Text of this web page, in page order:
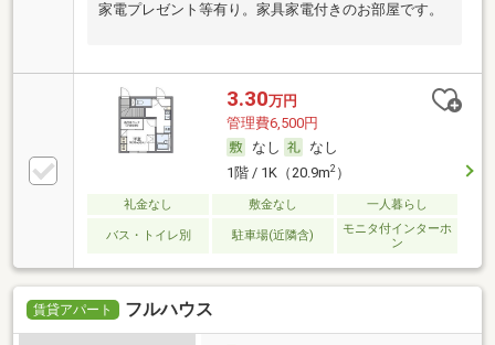
家電プレゼント等有り。家具家電付きのお部屋です。
3.30万円
管理費6,500円
なし
なし
1階 / 1K（20.9m2）
礼金なし 敷金なし 一人暮らし
バス・トイレ別 駐車場(近隣含)
モニタ付インターホ
ン
賃貸アパート フルハウス